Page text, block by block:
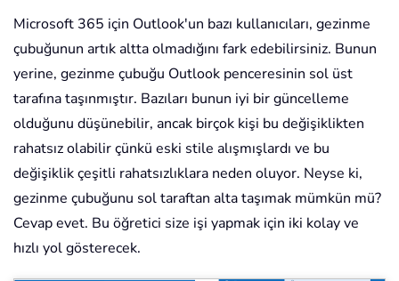
Microsoft 365 için Outlook'un bazı kullanıcıları, gezinme
çubuğunun artık altta olmadığını fark edebilirsiniz. Bunun
yerine, gezinme çubuğu Outlook penceresinin sol üst
tarafına taşınmıştır. Bazıları bunun iyi bir güncelleme
olduğunu düşünebilir, ancak birçok kişi bu değişiklikten
rahatsız olabilir çünkü eski stile alışmışlardı ve bu
değişiklik çeşitli rahatsızlıklara neden oluyor. Neyse ki,
gezinme çubuğunu sol taraftan alta taşımak mümkün mü?
Cevap evet. Bu öğretici size işi yapmak için iki kolay ve
hızlı yol gösterecek.